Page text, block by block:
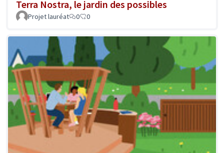
Terra Nostra, le jardin des possibles
Projet lauréat 0 0